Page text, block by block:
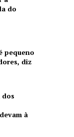
do
pequeno
diz
dos
à